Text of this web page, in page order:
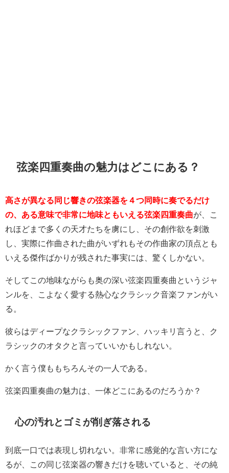
弦楽四重奏曲の魅力はどこにある？
高さが異なる同じ響きの弦楽器を４つ同時に奏でるだけ
の、ある意味で非常に地味ともいえる弦楽四重奏曲が、こ
れほどまで多くの天才たちを虜にし、その創作欲を刺激
し、実際に作曲された曲がいずれもその作曲家の頂点とも
いえる傑作ばかりが残された事実には、驚くしかない。
そしてこの地味ながらも奥の深い弦楽四重奏曲というジャ
ンルを、こよなく愛する熱心なクラシック音楽ファンがい
る。
彼らはディープなクラシックファン、ハッキリ言うと、ク
ラシックのオタクと言っていいかもしれない。
かく言う僕ももちろんその一人である。
弦楽四重奏曲の魅力は、一体どこにあるのだろうか？
心の汚れとゴミが削ぎ落される
到底一口では表現し切れない。非常に感覚的な言い方にな
るが、この同じ弦楽器の響きだけを聴いていると、その純